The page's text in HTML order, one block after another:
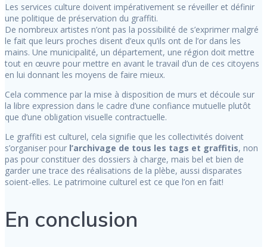
Les services culture doivent impérativement se réveiller et définir
une politique de préservation du graffiti.
De nombreux artistes n’ont pas la possibilité de s’exprimer malgré
le fait que leurs proches disent d’eux qu’ils ont de l’or dans les
mains. Une municipalité, un département, une région doit mettre
tout en œuvre pour mettre en avant le travail d’un de ces citoyens
en lui donnant les moyens de faire mieux.
Cela commence par la mise à disposition de murs et découle sur
la libre expression dans le cadre d’une confiance mutuelle plutôt
que d’une obligation visuelle contractuelle.
Le graffiti est culturel, cela signifie que les collectivités doivent
s’organiser pour l’archivage de tous les tags et graffitis, non
pas pour constituer des dossiers à charge, mais bel et bien de
garder une trace des réalisations de la plèbe, aussi disparates
soient-elles. Le patrimoine culturel est ce que l’on en fait!
En conclusion